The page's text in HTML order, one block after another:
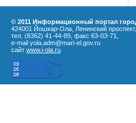
© 2011 Информационный портал
424001 Йошкар-Ола, Ленинский
тел. (8362) 41-44-89, факс 63-03-71,
e-mail yola.adm@mari-el.gov.ru
сайт www.i-ola.ru